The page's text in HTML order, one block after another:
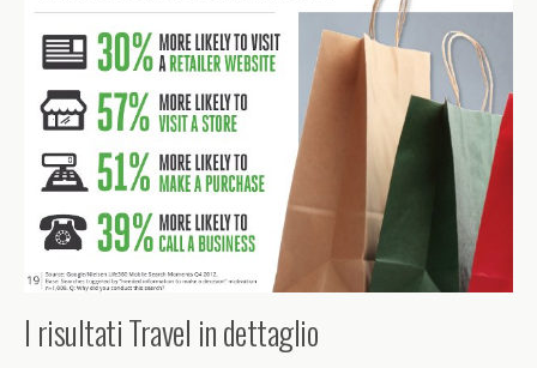
I risultati Travel in dettaglio